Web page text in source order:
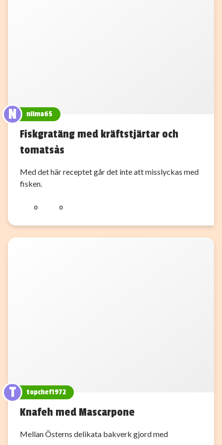
N nilma65
Fiskgratäng med kräftstjärtar och
tomatsås
Med det här receptet går det inte att misslyckas med
fisken.
0 0
T topchef1972
Knafeh med Mascarpone
Mellan Österns delikata bakverk gjord med